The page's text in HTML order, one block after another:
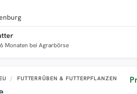
Monaten bei Agrarbörse
/ FUTTERRÜBEN & FUTTERPFLANZEN